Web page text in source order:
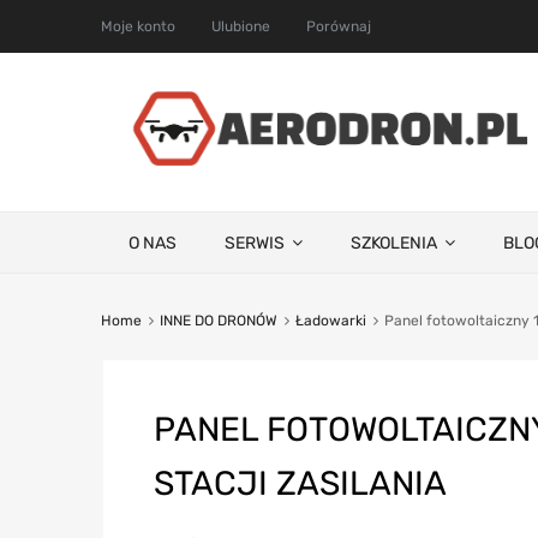
Moje konto Ulubione Porównaj
O NAS SERWIS SZKOLENIA
Home INNE DO DRONÓW Ładowarki Panel fotowoltaiczny
PANEL
STACJI ZASILANIA